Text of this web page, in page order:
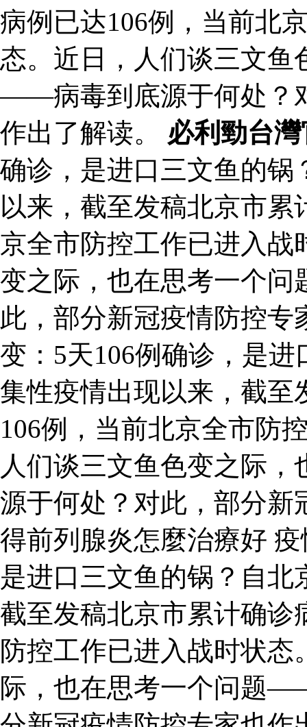
病例已达106例，当前北
态。近日，人们谈三文
——病毒到底源于何处？
作出了解读。 必利勁台
确诊，是进口三文鱼的锅
以来，截至发稿北京市
京全市防控工作已进入战
变之际，也在思考一个
此，部分新冠疫情防控
变：5天106例确诊，是
集性疫情出现以来，截至
106例，当前北京全市防
人们谈三文鱼色变之际
源于何处？对此，部分新
得前列腺炎怎麼治療好
是进口三文鱼的锅？自
截至发稿北京市累计确诊
防控工作已进入战时状
际，也在思考一个问题